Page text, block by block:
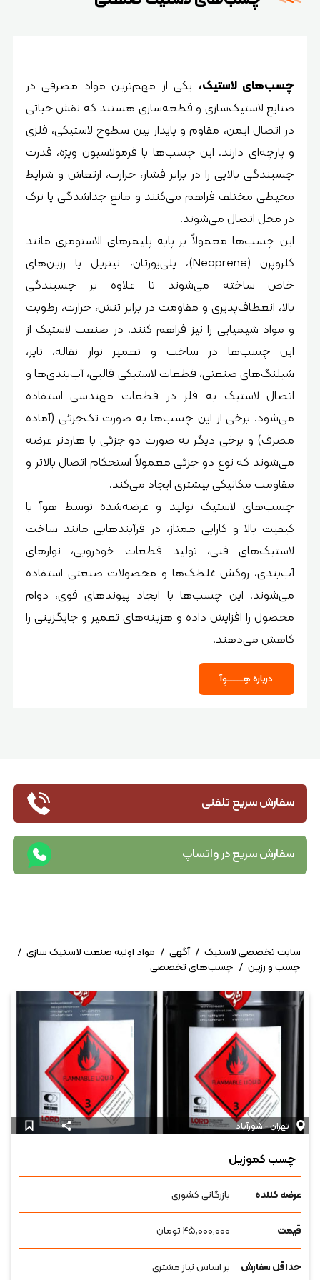
چسب‌های لاستیک، یکی از مهم‌ترین مواد مصرفی در
صنایع لاستیک‌سازی و قطعه‌سازی هستند که نقش حیاتی
در اتصال ایمن، مقاوم و پایدار بین سطوح لاستیکی، فلزی
و پارچه‌ای دارند. این چسب‌ها با فرمولاسیون ویژه، قدرت
چسبندگی بالایی را در برابر فشار، حرارت، ارتعاش و شرایط
محیطی مختلف فراهم می‌کنند و مانع جداشدگی یا ترک
در محل اتصال می‌شوند.
این چسب‌ها معمولاً بر پایه پلیمرهای الاستومری مانند
کلروپرن (Neoprene)، پلی‌یورتان، نیتریل یا رزین‌های
خاص ساخته می‌شوند تا علاوه بر چسبندگی
بالا، انعطاف‌پذیری و مقاومت در برابر تنش، حرارت، رطوبت
و مواد شیمیایی را نیز فراهم کنند. در صنعت لاستیک از
این چسب‌ها در ساخت و تعمیر نوار نقاله، تایر،
شیلنگ‌های صنعتی، قطعات لاستیکی قالبی، آب‌بندی‌ها و
اتصال لاستیک به فلز در قطعات مهندسی استفاده
می‌شود. برخی از این چسب‌ها به صورت تک‌جزئی (آماده
مصرف) و برخی دیگر به صورت دو جزئی با هاردنر عرضه
می‌شوند که نوع دو جزئی معمولاً استحکام اتصال بالاتر و
مقاومت مکانیکی بیشتری ایجاد می‌کند.
چسب‌های لاستیک تولید و عرضه‌شده توسط هوآ با
کیفیت بالا و کارایی ممتاز، در فرآیندهایی مانند ساخت
لاستیک‌های فنی، تولید قطعات خودرویی، نوارهای
آب‌بندی، روکش غلطک‌ها و محصولات صنعتی استفاده
می‌شوند. این چسب‌ها با ایجاد پیوندهای قوی، دوام
محصول را افزایش داده و هزینه‌های تعمیر و جایگزینی را
کاهش می‌دهند.
درباره هِـــــــــــوِآ
سفارش سریع تلفنی
سفارش سریع در واتساپ
سایت تخصصی لاستیک / آگهی / مواد اولیه صنعت لاستیک سازی /
چسب و رزین / چسب‌های تخصصی
تهران - شورآباد
چسب کموزیل
عرضه کننده بازرگانی کشوری
قیمت ۴۵,۰۰۰,۰۰۰تومان
حداقل سفارش بر اساس نیاز مشتری